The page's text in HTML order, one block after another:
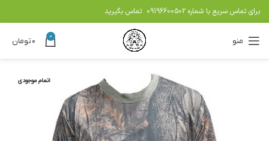
برای تماس سریع با شماره 09196600502 تماس بگیرید
منو 0 ۰تومان
اتمام موجودی